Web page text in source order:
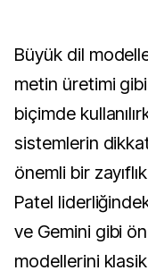
Büyük dil modelleri, kodlama, veri analizi ve
metin üretimi
biçimde
sistemlerin
önemli bir
Patel
ve Gemini gibi
modellerini